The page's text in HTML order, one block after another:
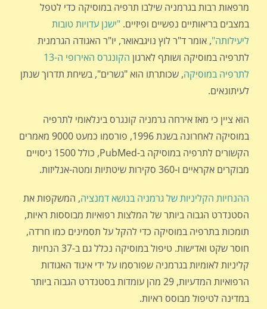
מרפאות רבות בגרמניה שילבו תרפיה במוסיקה כדי לטפל
במצבים בריאותיים נפשיים ופיזיים. "ישנן עדויות טובות
ליעילותה", אומר ד"ר לוץ נויגבאואר, יו"ר האגודה הגרמנית
לתרפיה במוסיקה ושותף לארגון
הקונגרס האירופי ה-13
לתרפיה במוסיקה, שכותרתו הוא "גשרים", בשיחת תדרוך שנתן
לעיתונאים.
הוא ציין כי מאז אירחה גרמניה קונגרס בינלאומי לתרפיה
במוסיקה לאחרונה בשנת 1996, פורסמו כמעט 9000 מאמרים
הקשורים לתרפיה במוסיקה ב-PubMed, כולל 1500 ניסויים
מבוקרים אקראיים ו-360 סקירות שיטתיות ומטה-אנליזות.
ההנחיות הקליניות של גרמניה בנושא דמנציה, המשקפות את
הסטנדרט הגבוה ביותר של המלצות רפואיות מבוססות ראיות,
תומכות בתרפיה במוסיקה כדי להקל על תסמינים כמו חרדה,
חוסר שקט ואדישות. טיפול במוסיקה נכלל גם ב-37 הנחיות
קליניות לאומיות בגרמניה שפורסמו על ידי איגוד האגודות
הרפואיות המדעיות, 29 מהן עומדות בסטנדרט הגבוה ביותר
במדינה לטיפול מבוסס ראיות.